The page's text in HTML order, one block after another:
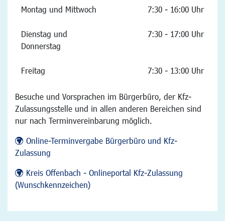
Montag und Mittwoch 7:30 - 16:00 Uhr
Dienstag und
Donnerstag
7:30 - 17:00 Uhr
Freitag 7:30 - 13:00 Uhr
Besuche und Vorsprachen im Bürgerbüro, der Kfz-
Zulassungsstelle und in allen anderen Bereichen sind
nur nach Terminvereinbarung möglich.
Online-Terminvergabe Bürgerbüro und Kfz-
Zulassung
Kreis Offenbach - Onlineportal Kfz-Zulassung
(Wunschkennzeichen)